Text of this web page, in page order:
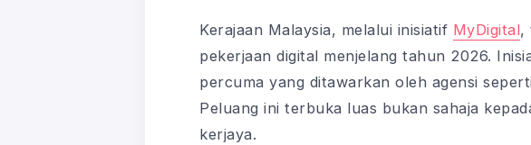
Kerajaan Malaysia, melalui inisiatif MyDigital,
pekerjaan digital menjelang tahun 2026.
percuma yang ditawarkan oleh agensi seperti
Peluang ini terbuka luas bukan sahaja
kerjaya.